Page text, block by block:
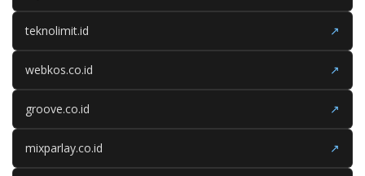
teknolimit.id ↗
webkos.co.id ↗
groove.co.id ↗
mixparlay.co.id ↗